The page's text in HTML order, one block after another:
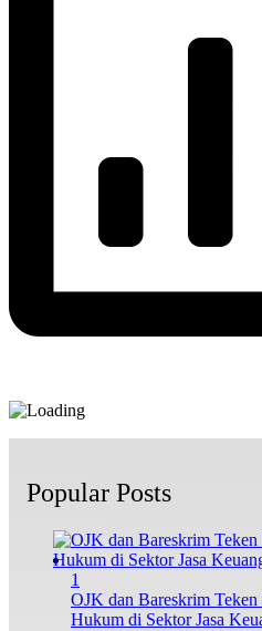
Popular Posts
1
OJK dan Bareskrim
Hukum di Sektor Jasa